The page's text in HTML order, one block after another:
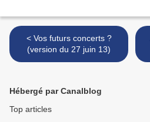
< Vos futurs concerts ?
(version du 27 juin 13)
Hébergé par Canalblog
Top articles